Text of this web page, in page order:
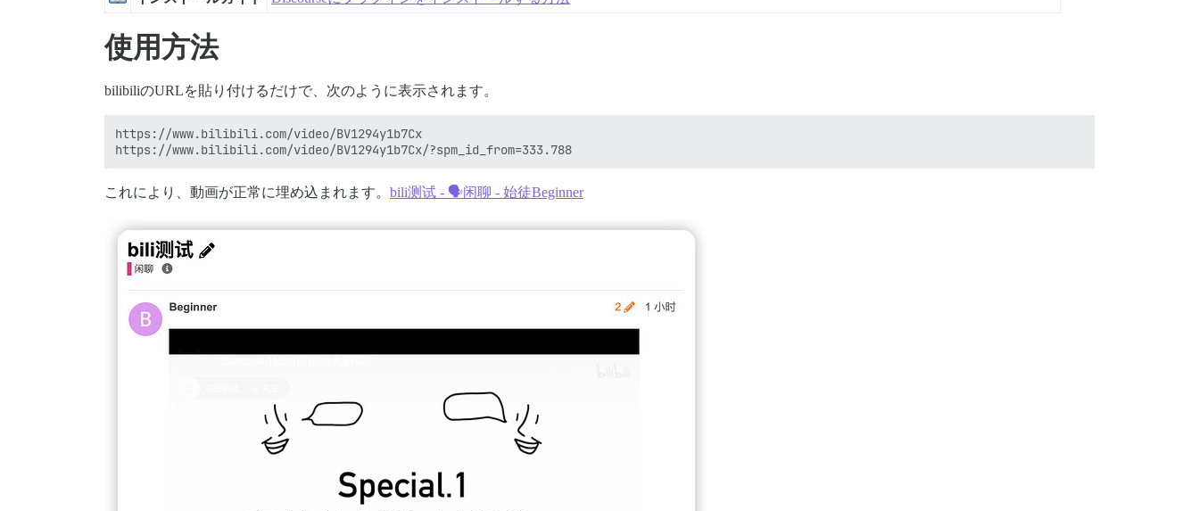
使用方法
bilibiliのURLを貼り付けるだけで、次のように表示されます。
https://www.bilibili.com/video/BV1294y1b7Cx
これにより、動画が正常に埋め込まれます。 bili测试 - 🗣️闲聊 - 始徒Beginner